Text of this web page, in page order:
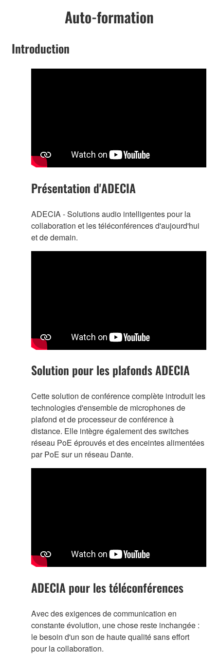
Auto-formation
Introduction
Présentation d'ADECIA
ADECIA - Solutions audio intelligentes pour la
collaboration et les téléconférences d'aujourd'hui
et de demain.
Solution pour les plafonds ADECIA
Cette solution de conférence complète introduit les
technologies d'ensemble de microphones de
plafond et de processeur de conférence à
distance. Elle intègre également des switches
réseau PoE éprouvés et des enceintes alimentées
par PoE sur un réseau Dante.
ADECIA pour les téléconférences
Avec des exigences de communication en
constante évolution, une chose reste inchangée :
le besoin d'un son de haute qualité sans effort
pour la collaboration.